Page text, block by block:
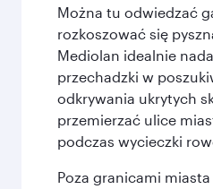
Można tu odwiedzać
rozkoszować się
Mediolan idealnie
przechadzki w
odkrywania ukrytych
przemierzać ulice
podczas wycieczki
Poza granicami